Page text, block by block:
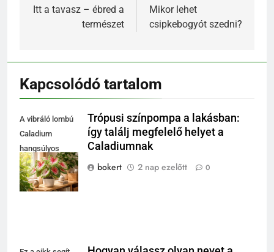
navigáció
Itt a tavasz – ébred a
természet
Mikor lehet
csipkebogyót szedni?
Kapcsolódó tartalom
A vibráló lombú
Caladium
hangsúlyos
fókusz lehet a
nappaliban.
Trópusi színpompa a lakásban:
így találj megfelelő helyet a
Caladiumnak
bokert
2 nap ezelőtt 0